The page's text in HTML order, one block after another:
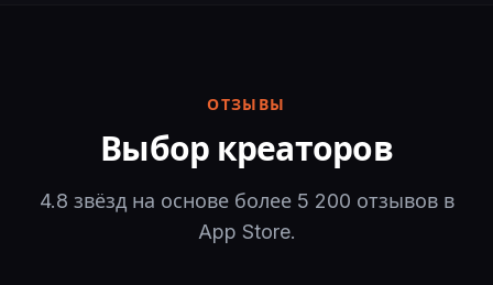
ОТЗЫВЫ
Выбор креаторов
4.8 звёзд на основе более 5 200 отзывов в
App Store.